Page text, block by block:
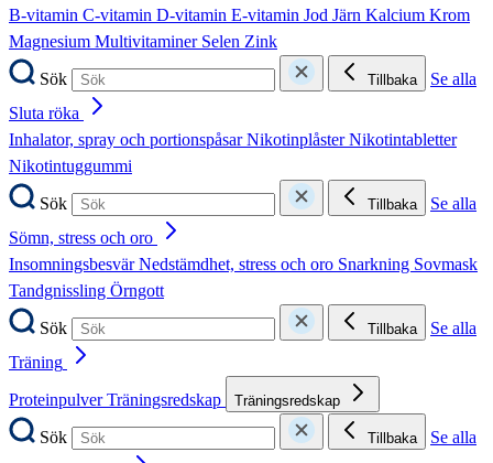
B-vitamin C-vitamin D-vitamin E-vitamin Jod Järn Kalcium Krom
Magnesium Multivitaminer Selen Zink
Sök
Tillbaka
Se alla
Sluta röka
Inhalator, spray och portionspåsarNikotinplåsterNikotintabletter
Nikotintuggummi
Sök
Tillbaka
Se alla
Sömn, stress och oro
InsomningsbesvärNedstämdhet, stress och oro Snarkning Sovmask
Tandgnissling Örngott
Sök
Tillbaka
Se alla
Träning
ProteinpulverTräningsredskap Träningsredskap
Sök Tillbaka
Se alla